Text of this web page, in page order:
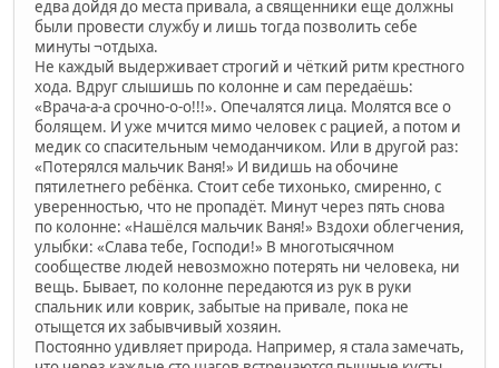
едва дойдя до места привала, а священники еще должны
были провести службу и лишь тогда позволить себе
минуты ¬отдыха.
Не каждый выдерживает строгий и чёткий ритм крестного
хода. Вдруг слышишь по колонне и сам передаёшь:
«Врача-а-а срочно-о-о!!!». Опечалятся лица. Молятся все о
болящем. И уже мчится мимо человек с рацией, а потом и
медик со спасительным чемоданчиком. Или в другой раз:
«Потерялся мальчик Ваня!» И видишь на обочине
пятилетнего ребёнка. Стоит себе тихонько, смиренно, с
уверенностью, что не пропадёт. Минут через пять снова
по колонне: «Нашёлся мальчик Ваня!» Вздохи облегчения,
улыбки: «Слава тебе, Господи!» В многотысячном
сообществе людей невозможно потерять ни человека, ни
вещь. Бывает, по колонне передаются из рук в руки
спальник или коврик, забытые на привале, пока не
отыщется их забывчивый хозяин.
Постоянно удивляет природа. Например, я стала замечать,